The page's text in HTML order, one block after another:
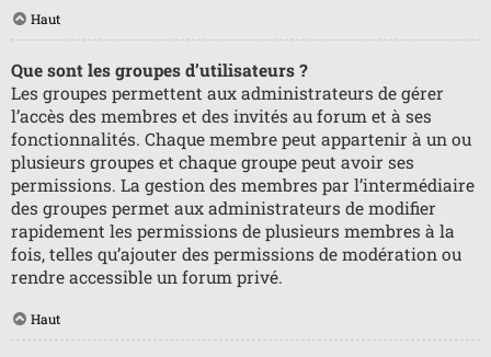
Haut
Que sont les groupes d’utilisateurs ?
Les groupes permettent aux administrateurs de gérer
l’accès des membres et des invités au forum et à ses
fonctionnalités. Chaque membre peut appartenir à un ou
plusieurs groupes et chaque groupe peut avoir ses
permissions. La gestion des membres par l’intermédiaire
des groupes permet aux administrateurs de modifier
rapidement les permissions de plusieurs membres à la
fois, telles qu’ajouter des permissions de modération ou
rendre accessible un forum privé.
Haut